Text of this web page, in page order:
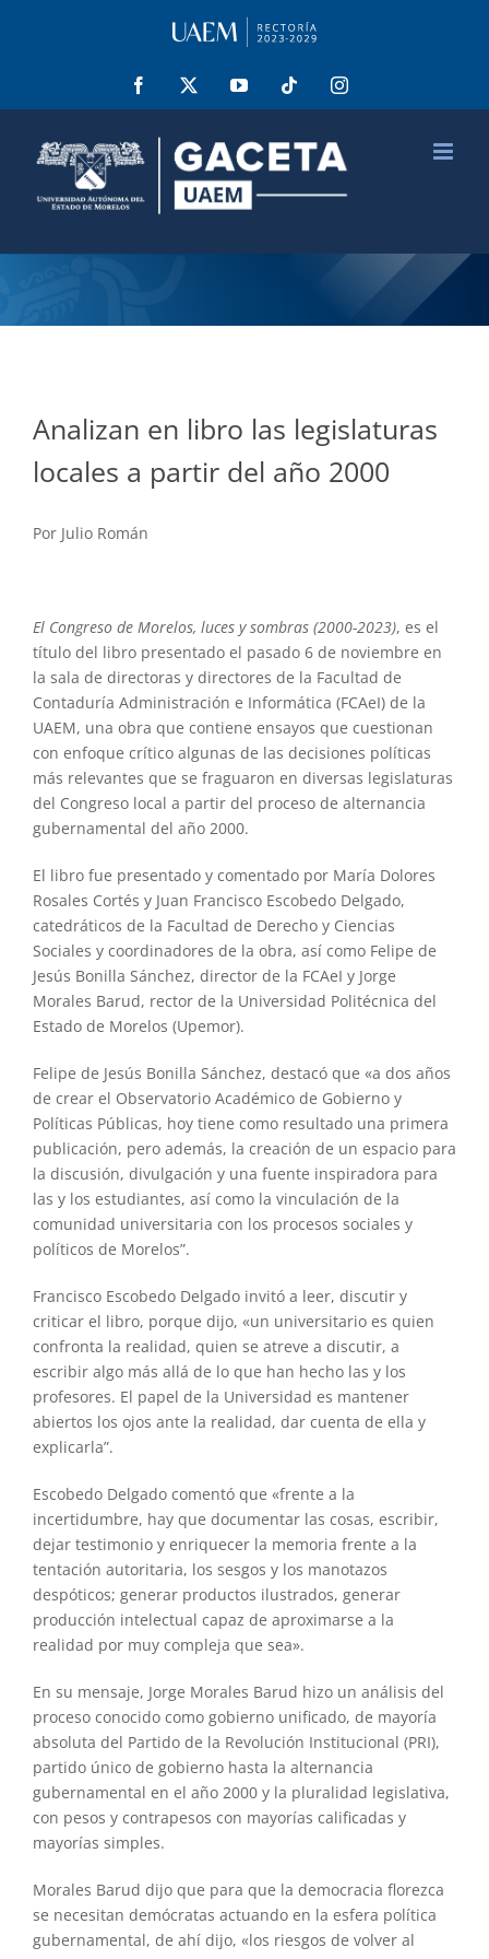
Facebook YouTube Tiktok Instagram
Analizan en libro las legislaturas
locales a partir del año 2000
Por Julio Román
El Congreso de Morelos, luces y sombras (2000-2023), es el
título del libro presentado el pasado 6 de noviembre en
la sala de directoras y directores de la Facultad de
Contaduría Administración e Informática (FCAeI) de la
UAEM, una obra que contiene ensayos que cuestionan
con enfoque crítico algunas de las decisiones políticas
más relevantes que se fraguaron en diversas legislaturas
del Congreso local a partir del proceso de alternancia
gubernamental del año 2000.
El libro fue presentado y comentado por María Dolores
Rosales Cortés y Juan Francisco Escobedo Delgado,
catedráticos de la Facultad de Derecho y Ciencias
Sociales y coordinadores de la obra, así como Felipe de
Jesús Bonilla Sánchez, director de la FCAeI y Jorge
Morales Barud, rector de la Universidad Politécnica del
Estado de Morelos (Upemor).
Felipe de Jesús Bonilla Sánchez, destacó que «a dos años
de crear el Observatorio Académico de Gobierno y
Políticas Públicas, hoy tiene como resultado una primera
publicación, pero además, la creación de un espacio para
la discusión, divulgación y una fuente inspiradora para
las y los estudiantes, así como la vinculación de la
comunidad universitaria con los procesos sociales y
políticos de Morelos”.
Francisco Escobedo Delgado invitó a leer, discutir y
criticar el libro, porque dijo, «un universitario es quien
confronta la realidad, quien se atreve a discutir, a
escribir algo más allá de lo que han hecho las y los
profesores. El papel de la Universidad es mantener
abiertos los ojos ante la realidad, dar cuenta de ella y
explicarla”.
Escobedo Delgado comentó que «frente a la
incertidumbre, hay que documentar las cosas, escribir,
dejar testimonio y enriquecer la memoria frente a la
tentación autoritaria, los sesgos y los manotazos
despóticos; generar productos ilustrados, generar
producción intelectual capaz de aproximarse a la
realidad por muy compleja que sea».
En su mensaje, Jorge Morales Barud hizo un análisis del
proceso conocido como gobierno unificado, de mayoría
absoluta del Partido de la Revolución Institucional (PRI),
partido único de gobierno hasta la alternancia
gubernamental en el año 2000 y la pluralidad legislativa,
con pesos y contrapesos con mayorías calificadas y
mayorías simples.
Morales Barud dijo que para que la democracia florezca
se necesitan demócratas actuando en la esfera política
gubernamental, de ahí dijo, «los riesgos de volver al